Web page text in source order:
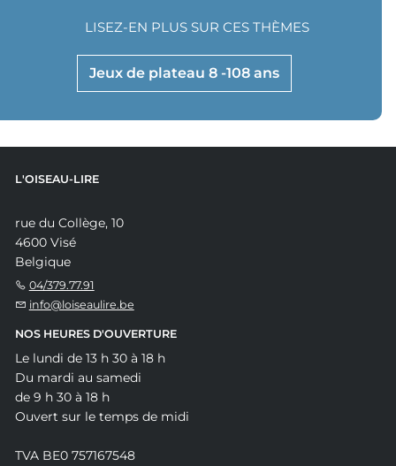
Jeux de plateau 8 -108 ans
LISEZ-EN PLUS SUR CES THÈMES
L'OISEAU-LIRE
rue du Collège, 10
4600 Visé
Belgique
04/379.77.91
info@loiseaulire.be
NOS HEURES D'OUVERTURE
Le lundi de 13 h 30 à 18 h
Du mardi au samedi
de 9 h 30 à 18 h
Ouvert sur le temps de midi
TVA BE0 757167548